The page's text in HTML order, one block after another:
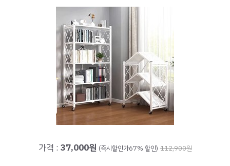
가격 : 37,000원 (즉시할인가67% 할인) 112,900원